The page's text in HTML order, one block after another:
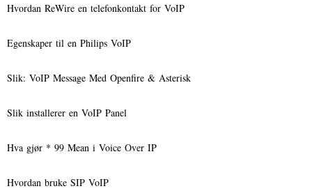
Hvordan ReWire en telefonkontakt for VoIP
Egenskaper til en Philips VoIP
Slik: VoIP Message Med Openfire & Asterisk
Slik installerer en VoIP Panel
Hva gjør * 99 Mean i Voice Over IP
Hvordan bruke SIP VoIP